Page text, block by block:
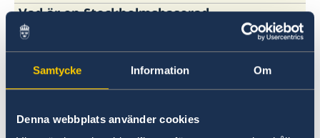
Samtycke Information Om
Denna webbplats använder cookies
Vad är en Stockholmsbaserad
ambassad?
Sveriges företrädare i ett 30-tal länder där
representation. Dessa ambassadörer är
placerade i Stockholm, men gör regelbundet
Behöver jag visering?
För visering till andra länder hänvisas till
Kontaktinformation till de länder som är